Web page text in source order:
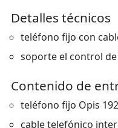
Detalles técnicos
teléfono ﬁjo con
soporte el control de
Contenido de
teléfono fijo Opis
cable telefónico